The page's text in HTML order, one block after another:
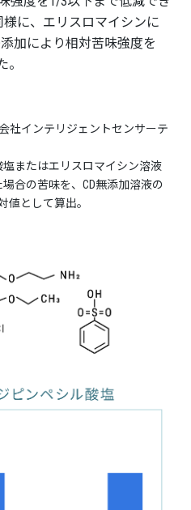
に、エリスロマイシンに
加により相対苦味強度を
社インテリジェントセンサーテ
またはエリスロマイシン溶液
合の苦味を、CD無添加溶液の
値として算出。